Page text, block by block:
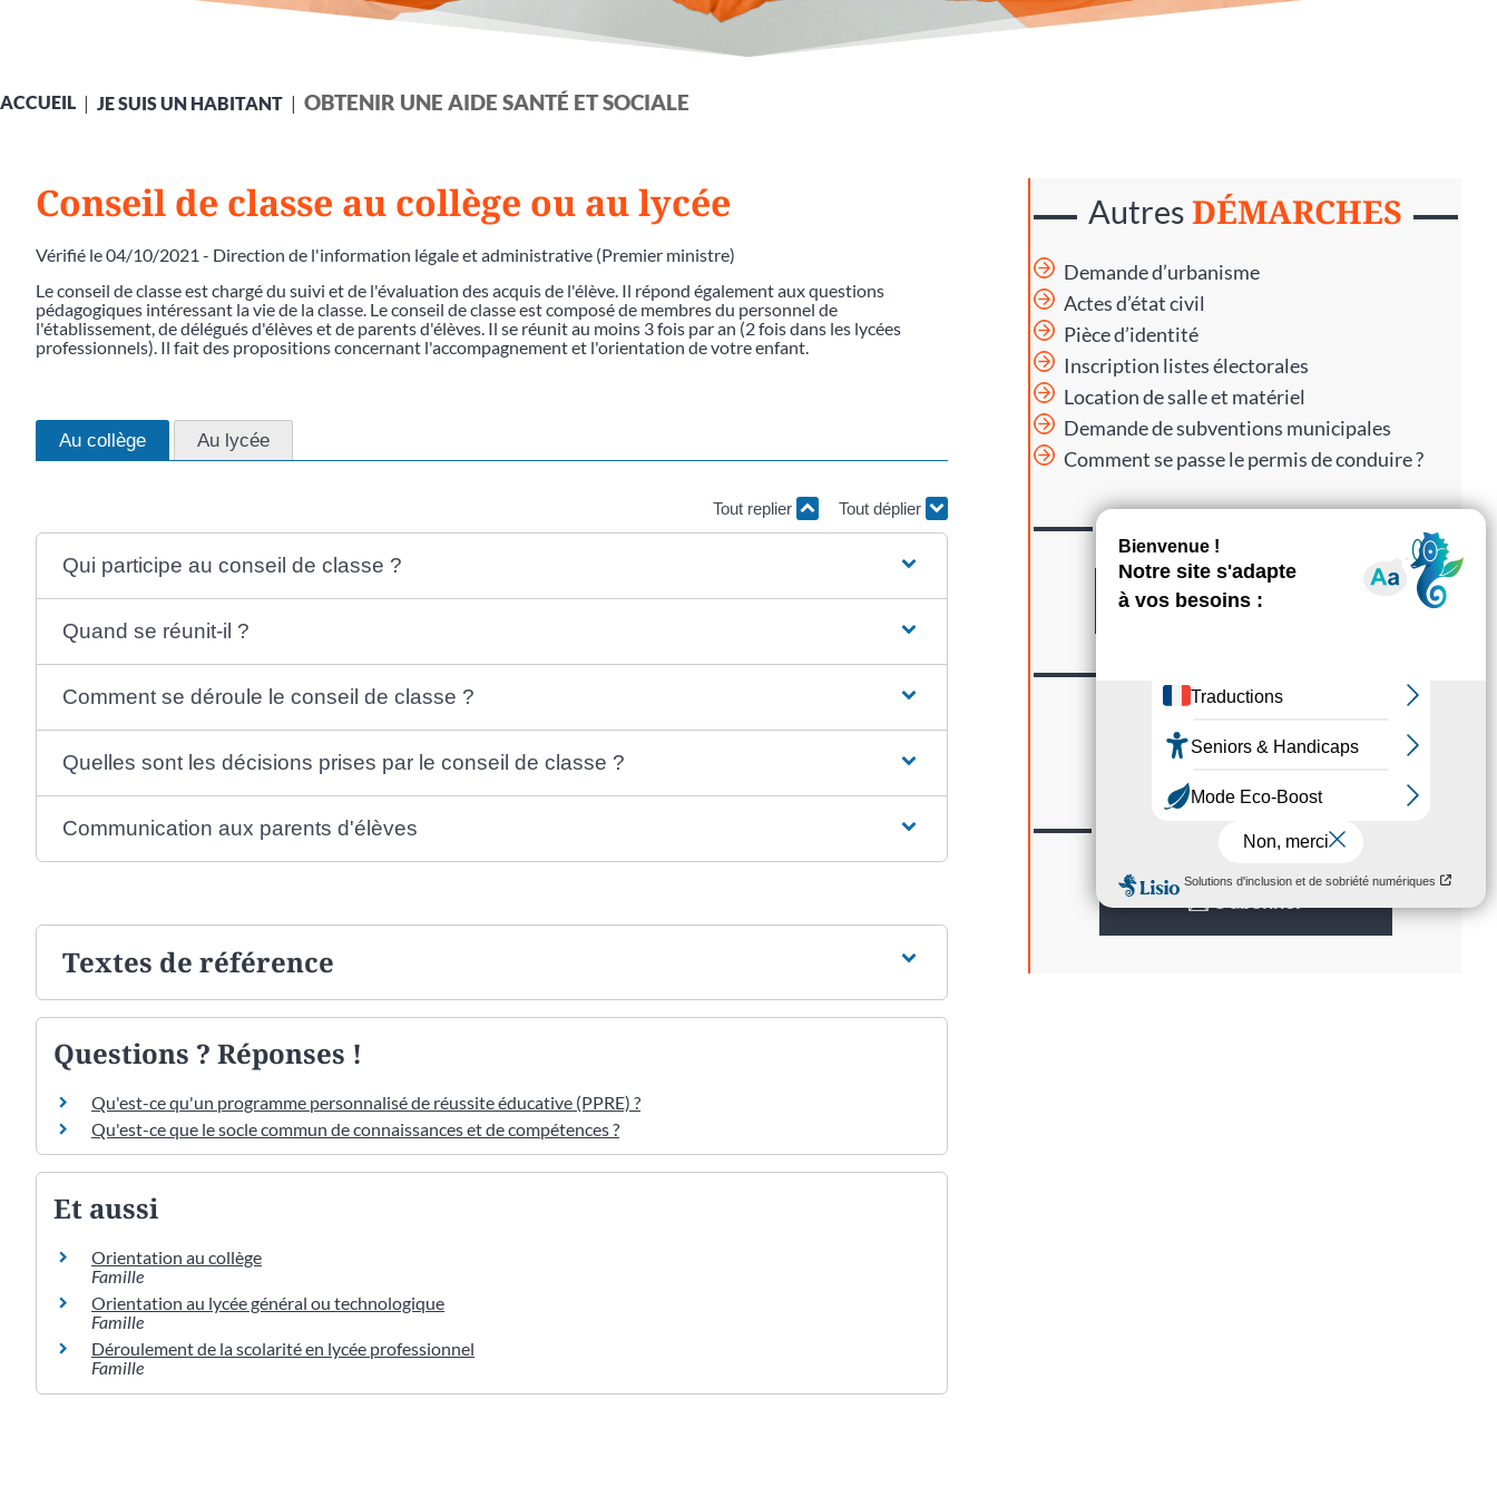
ACCUEIL JE SUIS UN HABITANT OBTENIR UNE AIDE SANTÉ ET SOCIALE
Conseil de classe au collège ou au lycée
Vérifié le 04/10/2021 - Direction de l'information légale et administrative (Premier ministre)
Le conseil de classe est chargé du suivi et de l'évaluation des acquis de l'élève. Il répond également aux questions
pédagogiques intéressant la vie de la classe. Le conseil de classe est composé de membres du personnel de
l'établissement, de délégués d'élèves et de parents d'élèves. Il se réunit au moins 3 fois par an (2 fois dans les lycées
professionnels). Il fait des propositions concernant l'accompagnement et l'orientation de votre enfant.
Au collège Au lycée
Tout replier Tout déplier
Qui participe au conseil de classe ?
Quand se réunit-il ?
Comment se déroule le conseil de classe ?
Quelles sont les décisions prises par le conseil de classe ?
Communication aux parents d'élèves
Textes de référence
Questions ? Réponses !
Qu'est-ce qu'un programme personnalisé de réussite éducative (PPRE) ?
Qu'est-ce que le socle commun de connaissances et de compétences ?
Et aussi
Orientation au collège
Famille
Orientation au lycée général ou technologique
Famille
Déroulement de la scolarité en lycée professionnel
Famille
AutresDÉMARCHES
Demande d’urbanisme
Actes d’état civil
Pièce d’identité
Inscription listes électorales
Location de salle et matériel
Demande de subventions municipales
Comment se passe le permis de conduire ?
Nous CONTACTER
Formulaire
LA GAZETTE